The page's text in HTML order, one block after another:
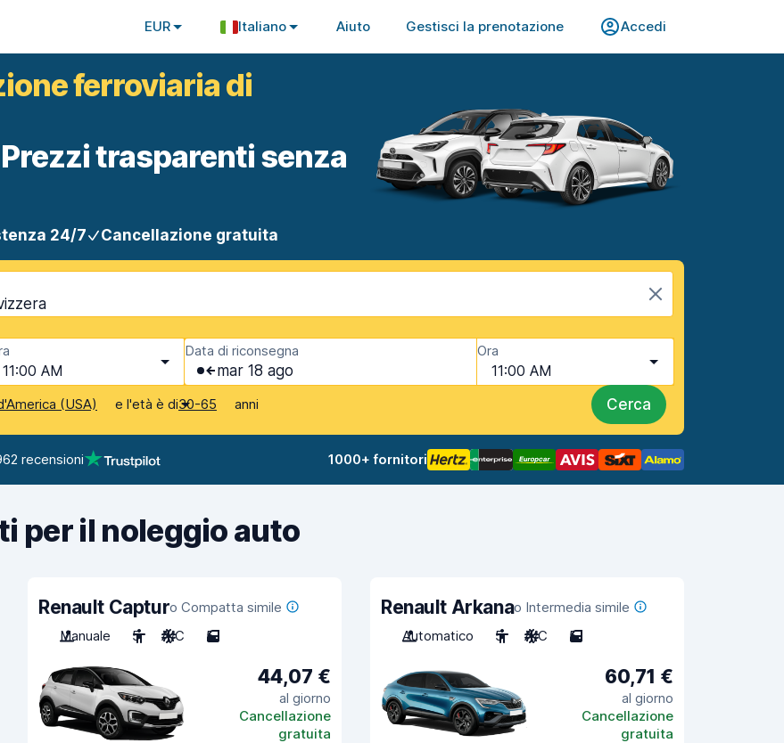
EUR Italiano Aiuto Gestisci la prenotazione Accedi
ferroviaria di
trasparenti senza
24/7 Cancellazione gratuita
11:00 AM
Data di riconsegna
mar 18 ago
Ora
11:00 AM
(USA) e l'età è di30-65 anni Cerca
recensioni 1000+ fornitori
per il noleggio auto
Renault Capturo Compatta simile
Manuale
5 A/C 5
44,07 €
al giorno
Cancellazione
gratuita
Renault Arkanao Intermedia simile
Automatico
5 A/C 5
60,71 €
al giorno
Cancellazione
gratuita